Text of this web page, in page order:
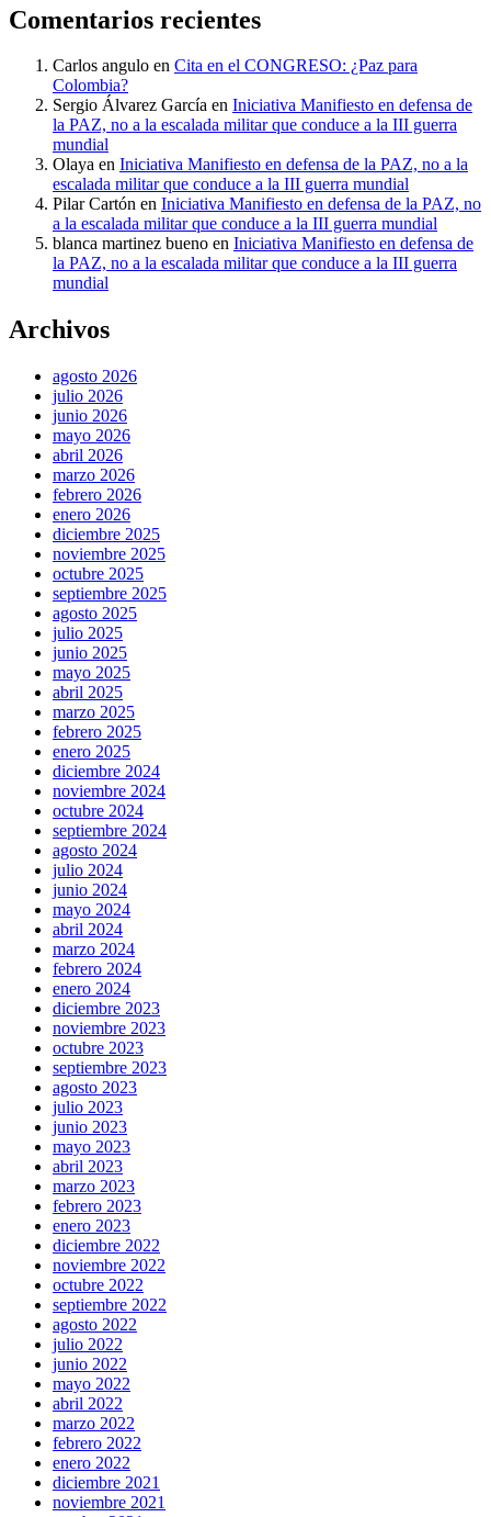
Comentarios recientes
Carlos angulo en Cita en el CONGRESO: ¿Paz para
Colombia?
Sergio Álvarez García en Iniciativa Manifiesto en defensa de
la PAZ, no a la escalada militar que conduce a la III guerra
mundial
Olaya en Iniciativa Manifiesto en defensa de la PAZ, no a la
escalada militar que conduce a la III guerra mundial
Pilar Cartón en Iniciativa Manifiesto en defensa de la PAZ, no
a la escalada militar que conduce a la III guerra mundial
blanca martinez bueno en Iniciativa Manifiesto en defensa de
la PAZ, no a la escalada militar que conduce a la III guerra
mundial
Archivos
agosto 2026
julio 2026
junio 2026
mayo 2026
abril 2026
marzo 2026
febrero 2026
enero 2026
diciembre 2025
noviembre 2025
octubre 2025
septiembre 2025
agosto 2025
julio 2025
junio 2025
mayo 2025
abril 2025
marzo 2025
febrero 2025
enero 2025
diciembre 2024
noviembre 2024
octubre 2024
septiembre 2024
agosto 2024
julio 2024
junio 2024
mayo 2024
abril 2024
marzo 2024
febrero 2024
enero 2024
diciembre 2023
noviembre 2023
octubre 2023
septiembre 2023
agosto 2023
julio 2023
junio 2023
mayo 2023
abril 2023
marzo 2023
febrero 2023
enero 2023
diciembre 2022
noviembre 2022
octubre 2022
septiembre 2022
agosto 2022
julio 2022
junio 2022
mayo 2022
abril 2022
marzo 2022
febrero 2022
enero 2022
diciembre 2021
noviembre 2021